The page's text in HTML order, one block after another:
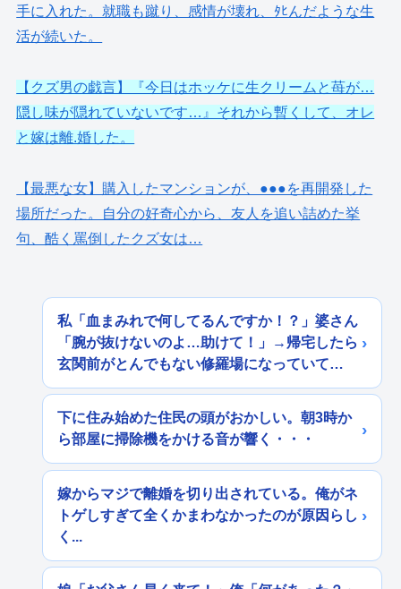
手に入れた。就職も蹴り、感情が壊れ、ﾀﾋんだような生
活が続いた。
【クズ男の戯言】『今日はホッケに生クリームと苺が…
隠し味が隠れていないです…』それから暫くして、オレ
と嫁は離.婚した。
【最悪な女】購入したマンションが、●●●を再開発した
場所だった。自分の好奇心から、友人を追い詰めた挙
句、酷く罵倒したクズ女は…
私「血まみれで何してるんですか！？」婆さん
「腕が抜けないのよ…助けて！」→帰宅したら
玄関前がとんでもない修羅場になっていて…
下に住み始めた住民の頭がおかしい。朝3時か
ら部屋に掃除機をかける音が響く・・・
嫁からマジで離婚を切り出されている。俺がネ
トゲしすぎて全くかまわなかったのが原因らし
く...